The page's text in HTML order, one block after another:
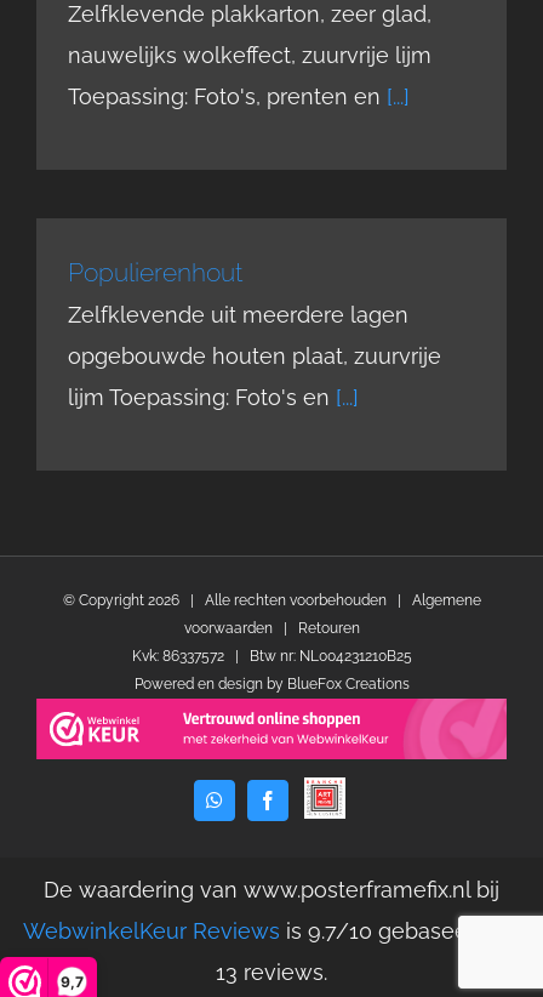
9,7
Zelfklevende plakkarton, zeer glad,
nauwelijks wolkeffect, zuurvrije lijm
Toepassing: Foto's, prenten en [...]
Populierenhout
Zelfklevende uit meerdere lagen
opgebouwde houten plaat, zuurvrije
lijm Toepassing: Foto's en [...]
© Copyright 2026 | Alle rechten voorbehouden | Algemene
voorwaarden|
Retouren
Kvk: 86337572 | Btw nr: NL004231210B25
Powered en design by BlueFox Creations
WhatsAppFacebook
De waardering van www.posterframefix.nl bij
WebwinkelKeur Reviews is 9.7/10 gebaseerd op
13 reviews.